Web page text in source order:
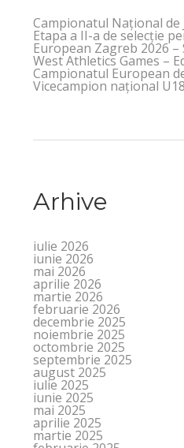
Campionatul Național de
Etapa a II-a de selecție
European Zagreb 2026 –
West Athletics Games –
Campionatul European
Vicecampion național
Arhive
iulie 2026
iunie 2026
mai 2026
aprilie 2026
martie 2026
februarie 2026
decembrie 2025
noiembrie 2025
octombrie 2025
septembrie 2025
august 2025
iulie 2025
iunie 2025
mai 2025
aprilie 2025
martie 2025